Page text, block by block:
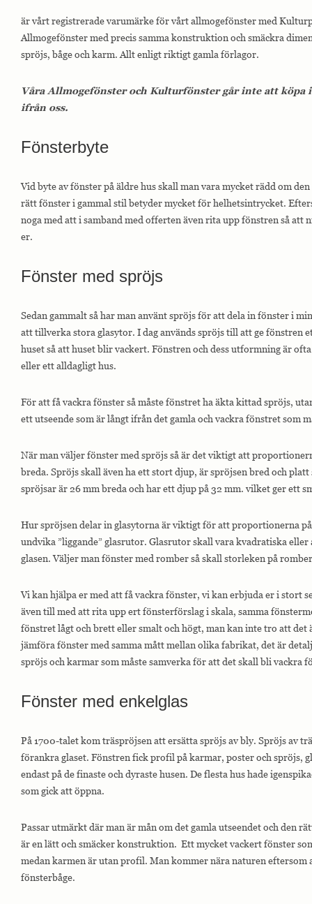
är vårt registrerade varumärke för vårt allmogefönster med
Allmogefönster med precis samma konstruktion och smäckra
spröjs, båge och karm. Allt enligt riktigt gamla förlagor.
Våra Allmogefönster och Kulturfönster går inte att köpa
ifrån oss.
Fönsterbyte
Vid byte av fönster på äldre hus skall man vara mycket rädd om
rätt fönster i gammal stil betyder mycket för helhetsintrycket.
noga med att i samband med offerten även rita upp fönstren så
er.
Fönster med spröjs
Sedan gammalt så har man använt spröjs för att dela in fönster i
att tillverka stora glasytor. I dag används spröjs till att ge fönstren
huset så att huset blir vackert. Fönstren och dess utformning är
eller ett alldagligt hus.
För att få vackra fönster så måste fönstret ha äkta kittad spröjs,
ett utseende som är långt ifrån det gamla och vackra fönstret som
När man väljer fönster med spröjs så är det viktigt att
breda. Spröjs skall även ha ett stort djup, är spröjsen bred och
spröjsar är 26 mm breda och har ett djup på 32 mm. vilket ger ett
Hur spröjsen delar in glasytorna är viktigt för att proportionerna
undvika ”liggande” glasrutor. Glasrutor skall vara kvadratiska
glasen. Väljer man fönster med romber så skall storleken på
Vi kan hjälpa er med att få vackra fönster, vi kan erbjuda er i stort
även till med att rita upp ert fönsterförslag i skala, samma
fönstret lågt och brett eller smalt och högt, man kan inte tro att det
jämföra fönster med samma mått mellan olika fabrikat, det är
spröjs och karmar som måste samverka för att det skall bli vackra
Fönster med enkelglas
På 1700-talet kom träspröjsen att ersätta spröjs av bly. Spröjs av
förankra glaset. Fönstren fick profil på karmar, poster och spröjs,
endast på de finaste och dyraste husen. De flesta hus hade
som gick att öppna.
Passar utmärkt där man är mån om det gamla utseendet och den
är en lätt och smäcker konstruktion. Ett mycket vackert fönster
medan karmen är utan profil. Man kommer nära naturen eftersom
fönsterbåge.
Nödvändiga
Nödvändiga
cookies är
avgörande för
webbplatsens
funktioner och
webbplatsen
fungerar inte
dem. Dessa
cookies lagrar
inga personligt
identifierbara
Statistik
Statistik-cookies
interagerar med
webbplatsen. Dessa
att ge information
om mätvärden,
antal besökare,
avvisningsfrekvens,
Upplevelse-cookies
används för att
förstå och
analysera de
viktigaste
prestandaindexen
leverera en bättre
användarupplevelse
för besökarna. Om
du nekar dessa
cookies kommer